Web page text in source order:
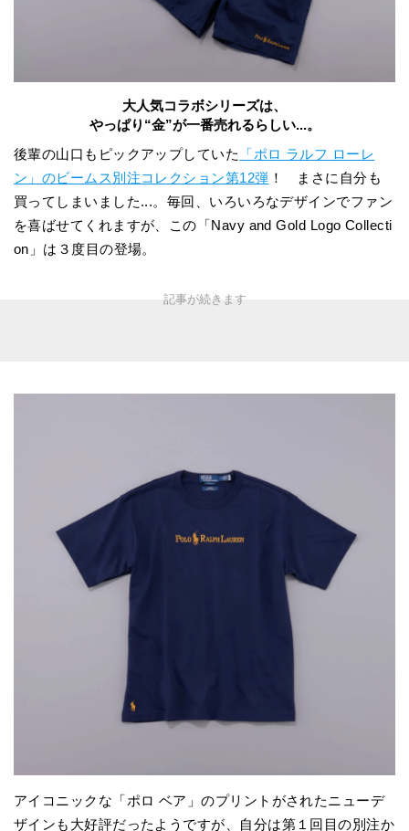
大人気コラボシリーズは、
やっぱり“金”が一番売れるらしい...。
後輩の山口もピックアップしていた
「ポロ ラルフ ローレ
ン」のビームス別注コレクション第12弾 ！ まさに自分も
買ってしまいました...。毎回、いろいろなデザインでファン
を喜ばせてくれますが、この「Navy and Gold Logo Collecti
on」は３度目の登場。
アイコニックな「ポロ ベア」のプリントがされたニューデ
ザインも大好評だったようですが、自分は第１回目の別注か